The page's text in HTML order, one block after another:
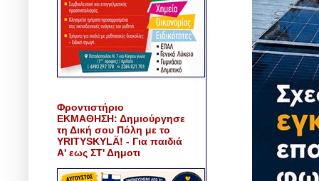
Φροντιστήριο
ΕΚΜΑΘΗΣΗ: Δημιούργησε
τη Δική σου Πόλη με το
YRITYSKYLÄ! - Για παιδιά
Α' εως ΣΤ' Δημοτι